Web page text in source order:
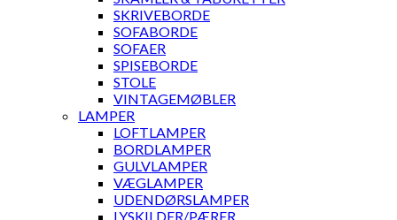
SKRIVEBORDE
SOFABORDE
SOFAER
SPISEBORDE
STOLE
VINTAGEMØBLER
LAMPER
LOFTLAMPER
BORDLAMPER
GULVLAMPER
VÆGLAMPER
UDENDØRSLAMPER
LYSKILDER/PÆRER